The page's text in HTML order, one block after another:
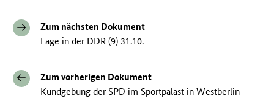
Zum nächsten Dokument
Lage in der DDR (9) 31.10.
Zum vorherigen Dokument
Kundgebung der SPD im Sportpalast in Westberlin